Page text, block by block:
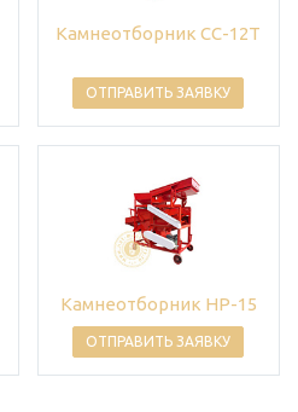
Камнеотборник СС-12Т
ОТПРАВИТЬ ЗАЯВКУ
Камнеотборник НР-15
ОТПРАВИТЬ ЗАЯВКУ